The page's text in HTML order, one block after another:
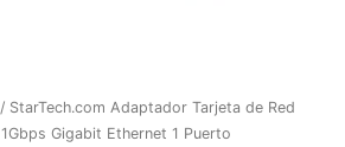
/ StarTech.com Adaptador Tarjeta de Red
Gigabit Ethernet 1 Puerto